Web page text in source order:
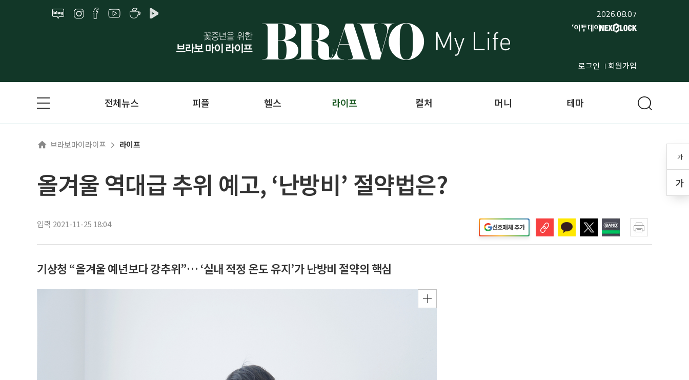
2026.08.07
로그인 회원가입
가
가
전체뉴스 피플 헬스 라이프 컬처 머니 테마
브라보마이라이프 라이프
올겨울 역대급 추위 예고, ‘난방비’ 절약법은?
입력 2021-11-25 18:04 선호매체 추가
기상청 “올겨울 예년보다 강추위”… ‘실내 적정 온도 유지’가 난방비 절약의 핵심